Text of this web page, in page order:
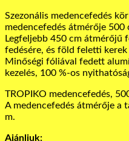
Szezonális medencefedés
medencefedés átmérője 500
Legfeljebb 450 cm átmérőjű
fedésére, és föld feletti kerek
Minőségi fóliával fedett
kezelés, 100 %-os
TROPIKO medencefedés,
A medencefedés átmérője a
m.
Ajánljuk: